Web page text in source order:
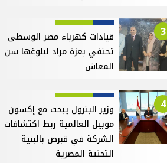
3
قيادات كهرباء مصر الوسطى
تحتفي بعزة مراد لبلوغها سن
المعاش
4
وزير البترول يبحث مع إكسون
موبيل العالمية ربط اكتشافات
الشركة في قبرص بالبنية
التحتية المصرية